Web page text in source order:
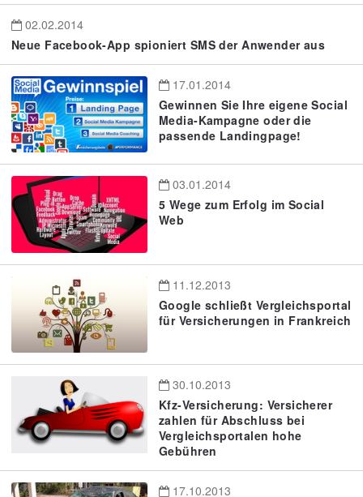
02.02.2014
Neue Facebook-App spioniert SMS der Anwender aus
17.01.2014
Gewinnen Sie Ihre eigene Social
Media-Kampagne oder die
passende Landingpage!
03.01.2014
5 Wege zum Erfolg im Social
Web
11.12.2013
Google schließt Vergleichsportal
für Versicherungen in Frankreich
30.10.2013
Kfz-Versicherung: Versicherer
zahlen für Abschluss bei
Vergleichsportalen hohe
Gebühren
17.10.2013